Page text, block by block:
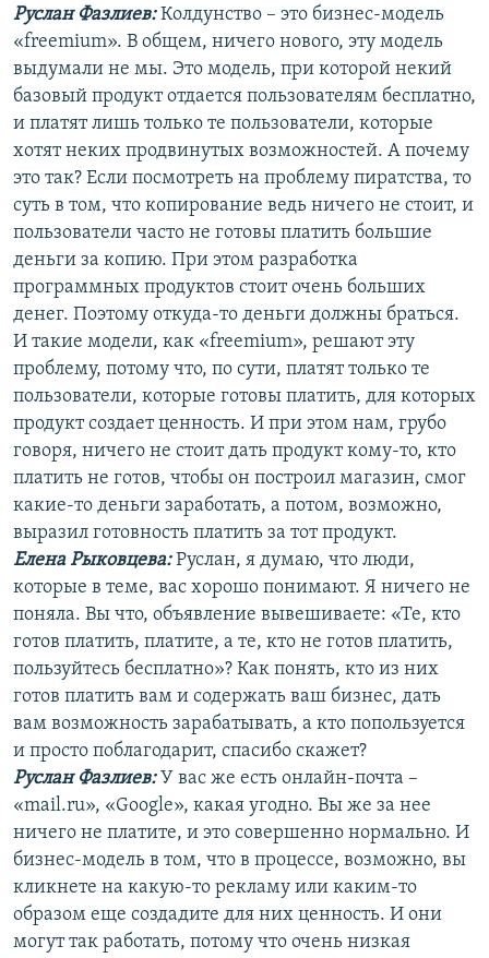
Руслан Фазлиев:Колдунство – это бизнес-модель
«freemium». В общем, ничего нового, эту модель
выдумали не мы. Это модель, при которой некий
базовый продукт отдается пользователям бесплатно,
и платят лишь только те пользователи, которые
хотят неких продвинутых возможностей. А почему
это так? Если посмотреть на проблему пиратства, то
суть в том, что копирование ведь ничего не стоит, и
пользователи часто не готовы платить большие
деньги за копию. При этом разработка
программных продуктов стоит очень больших
денег. Поэтому откуда-то деньги должны браться.
И такие модели, как «freemium», решают эту
проблему, потому что, по сути, платят только те
пользователи, которые готовы платить, для которых
продукт создает ценность. И при этом нам, грубо
говоря, ничего не стоит дать продукт кому-то, кто
платить не готов, чтобы он построил магазин, смог
какие-то деньги заработать, а потом, возможно,
выразил готовность платить за тот продукт.
Елена Рыковцева:Руслан, я думаю, что люди,
которые в теме, вас хорошо понимают. Я ничего не
поняла. Вы что, объявление вывешиваете: «Те, кто
готов платить, платите, а те, кто не готов платить,
пользуйтесь бесплатно»? Как понять, кто из них
готов платить вам и содержать ваш бизнес, дать
вам возможность зарабатывать, а кто попользуется
и просто поблагодарит, спасибо скажет?
Руслан Фазлиев:У вас же есть онлайн-почта –
«mail.ru», «Google», какая угодно. Вы же за нее
ничего не платите, и это совершенно нормально. И
бизнес-модель в том, что в процессе, возможно, вы
кликнете на какую-то рекламу или каким-то
образом еще создадите для них ценность. И они
могут так работать, потому что очень низкая